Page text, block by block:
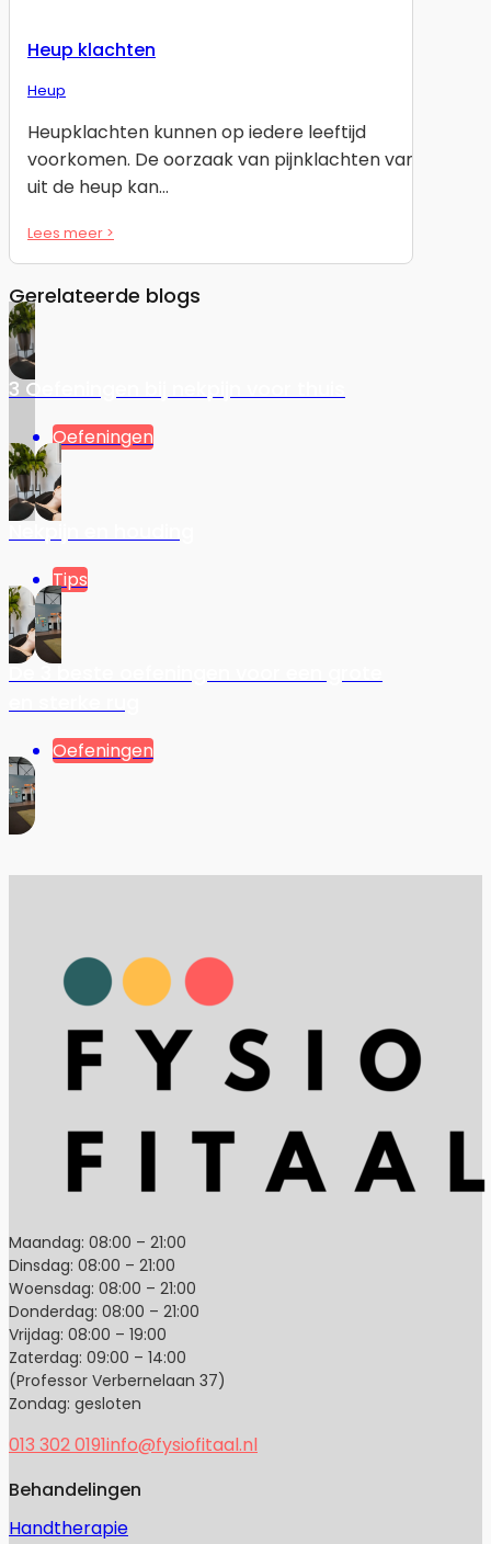
Heup klachten
Heup
Heupklachten kunnen op iedere leeftijd
voorkomen. De oorzaak van pijnklachten van
uit de heup kan…
Lees meer >
Gerelateerde blogs
3 Oefeningen bij nekpijn voor thuis
Oefeningen
Tips
De 3 beste oefeningen voor een grote
Oefeningen
Maandag: 08:00 – 21:00
Dinsdag: 08:00 – 21:00
Woensdag: 08:00 – 21:00
Donderdag: 08:00 – 21:00
Vrijdag: 08:00 – 19:00
Zaterdag: 09:00 – 14:00
(Professor Verbernelaan 37)
Zondag: gesloten
013 302 0191info@fysiofitaal.nl
Behandelingen
Handtherapie